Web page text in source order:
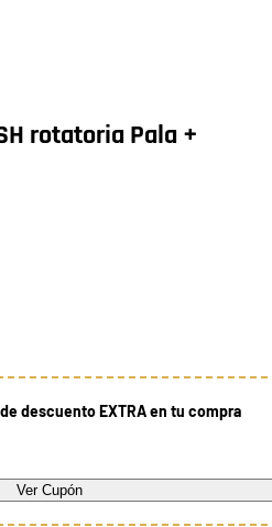
rotatoria Pala +
descuento EXTRA en tu compra
Ver Cupón